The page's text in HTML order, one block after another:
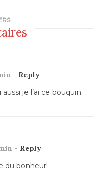
- Reply
je l’ai ce bouquin.
- Reply
du bonheur!